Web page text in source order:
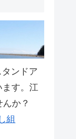
ンドア
ます。江
か？
組